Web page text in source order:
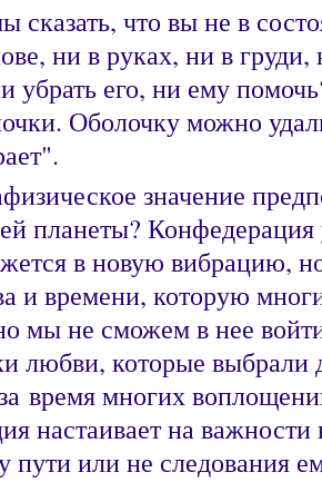
что вы не в
ни в руках, ни в
убрать его, ни ему
Оболочку можно
значение
планеты? Конфедерация
в новую вибрацию,
и времени, которую
мы не сможем в нее
любви, которые выбрали
время многих
настаивает на важности
пути или не следования